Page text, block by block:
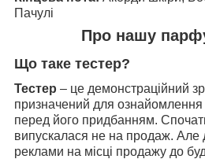
Пачулі
Про нашу
Що таке тестер?
Тестер – це демонстраційний
призначений для
перед його придбанням.
випускалася не на продаж. Але
реклами на місці продажу до